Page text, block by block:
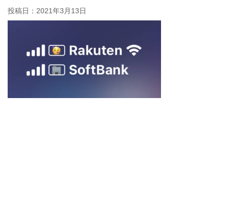
投稿日： 2021年3月13日